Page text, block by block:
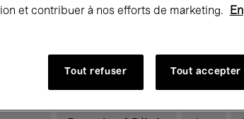
et contribuer à nos efforts de marketing.
En
Tout refuser Tout accepter